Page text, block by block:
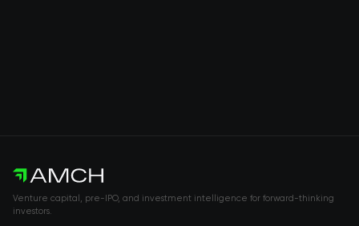
Venture capital, pre-IPO, and investment intelligence for forward-thinking
investors.